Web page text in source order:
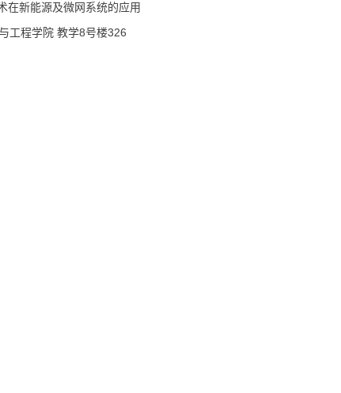
在新能源及微网系统的应用
工程学院 教学8号楼326